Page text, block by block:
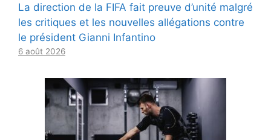
La direction de la FIFA fait preuve d’unité malgré
les critiques et les nouvelles allégations contre
le président Gianni Infantino
6 août 2026